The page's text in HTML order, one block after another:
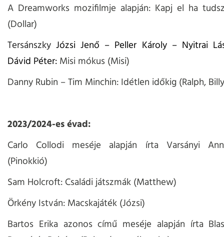
A Dreamworks mozifilmje alapján: Kapj el ha
(Dollar)
Tersánszky Józsi Jenő – Peller Károly – Nyitrai
Dávid Péter:Misi mókus (Misi)
Danny Rubin – Tim Minchin: Idétlen időkig (Ralph,
2023/2024-es évad:
Carlo Collodi meséje alapján írta Varsányi
(Pinokkió)
Sam Holcroft: Családi játszmák (Matthew)
Örkény István: Macskajáték (Józsi)
Bartos Erika azonos című meséje alapján írta